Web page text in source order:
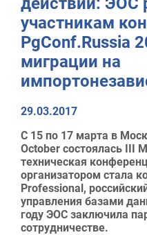
участникам
PgConf.Russia
миграции на
29.03.2017
С 15 по 17 марта в
October состоялась III
техническая
организатором стала
Professional,
управления базами
году ЭОС заключила
сотрудничестве.